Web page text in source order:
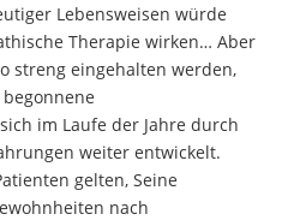
Lebensweisen würde
Therapie wirken… Aber
streng eingehalten werden,
im Laufe der Jahre durch
weiter entwickelt.
gelten, Seine
nach